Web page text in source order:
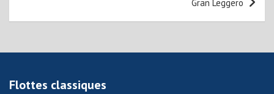
Gran Leggero
Flottes classiques